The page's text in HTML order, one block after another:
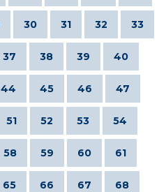
30 31 32 33
37 38 39 40
44 45 46 47
51 52 53 54
58 59 60 61
65 66 67 68